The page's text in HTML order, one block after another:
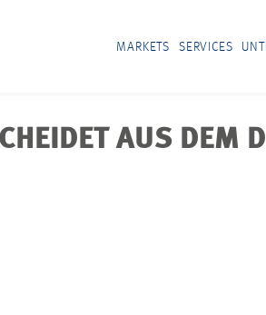
MARKETS SERVICES
AUS DEM